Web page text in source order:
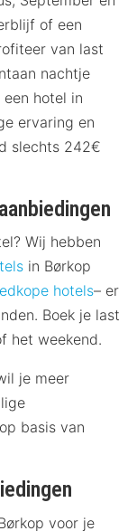
of een
van last
nachtje
hotel in
ervaring en
slechts 242€
Wij hebben
in Børkop
hotels– er
Boek je last
het weekend.
je meer
basis van
voor je